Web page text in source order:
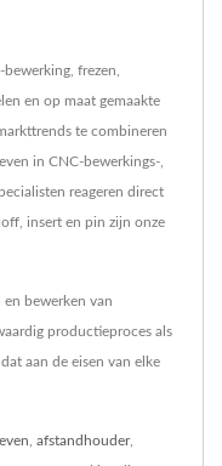
frezen,
en op maat gemaakte
te combineren
in CNC-bewerkings-,
reageren direct
insert en pin zijn onze
bewerken van
productieproces als
aan de eisen van elke
afstandhouder,